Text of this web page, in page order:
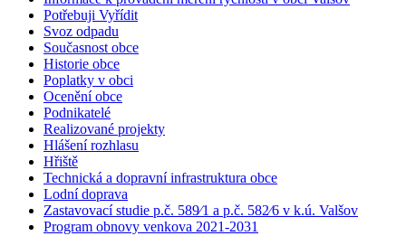
Potřebuji Vyřídit
Svoz odpadu
Současnost obce
Historie obce
Poplatky v obci
Ocenění obce
Podnikatelé
Realizované projekty
Hlášení rozhlasu
Hřiště
Technická a dopravní infrastruktura obce
Lodní doprava
Zastavovací studie p.č. 589⁄1 a p.č. 582⁄6 v k.ú. Valšov
Program obnovy venkova 2021-2031